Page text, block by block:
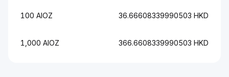
100 AIOZ 36.66608339990503 HKD
1,000 AIOZ 366.6608339990503 HKD